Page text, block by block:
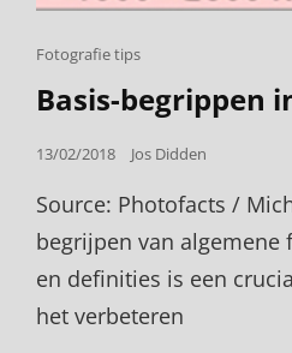
Cat
Fotografie tips
Basis-begrippen
Posted
13/02/2018 Jos Didden
Source: Photofacts /
begrijpen van algemene
en definities is een
het verbeteren